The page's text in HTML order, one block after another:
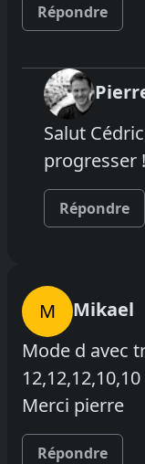
Répondre
Salut
progresser !
Répondre
M
Mikael
Mode d avec
Merci pierre
Répondre